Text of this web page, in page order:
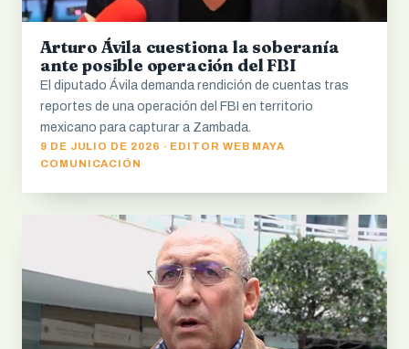
Arturo Ávila cuestiona la soberanía
ante posible operación del FBI
El diputado Ávila demanda rendición de cuentas tras
reportes de una operación del FBI en territorio
mexicano para capturar a Zambada.
9 DE JULIO DE 2026 · EDITOR WEB MAYA
COMUNICACIÓN